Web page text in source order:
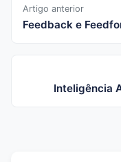
Artigo anterior
Feedback e
Inteligência